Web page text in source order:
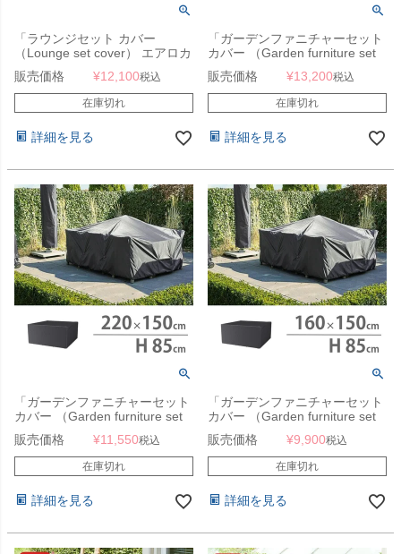
「ラウンジセット カバー
（Lounge set cover） エアロカ
バー（AeroCover） #7932
210x200x70cm」【沖縄・離島
は送料要見積り】
販売価格 ¥12,100税込
在庫切れ
詳細を見る
「ガーデンファニチャーセット
カバー （Garden furniture set
cover） エアロカバー
（AeroCover） #7993
260x150x85cm」【沖縄・離島
は送料要見積り】
販売価格 ¥13,200税込
在庫切れ
詳細を見る
「ガーデンファニチャーセット
カバー （Garden furniture set
cover） エアロカバー
（AeroCover） #7968
220x150x85cm」【沖縄・離島
は送料要見積り】
販売価格 ¥11,550税込
在庫切れ
詳細を見る
「ガーデンファニチャーセット
カバー （Garden furniture set
cover） エアロカバー
（AeroCover） #7914
160x150x85cm」【沖縄・離島
は送料要見積り】
販売価格 ¥9,900税込
在庫切れ
詳細を見る